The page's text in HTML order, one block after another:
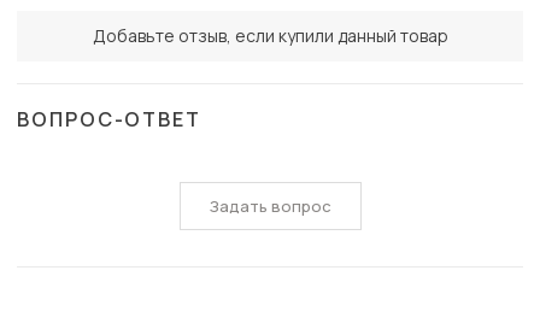
Добавьте отзыв, если купили данный товар
ВОПРОС-ОТВЕТ
Задать вопрос